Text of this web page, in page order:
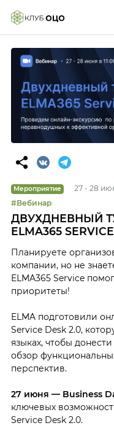
Мероприятие
27 - 28
#Вебинар
ДВУХДНЕВНЫЙ
ELMA365
Планируете
компании, но не
ELMA365 Service
приоритеты!
ELMA подготовили
Service Desk 2.0,
языках, чтобы
обзор
перспектив.
27 июня — Business
ключевых
Service Desk 2.0.